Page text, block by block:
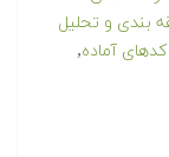
بندی و تحلیل
کدهای آماده,